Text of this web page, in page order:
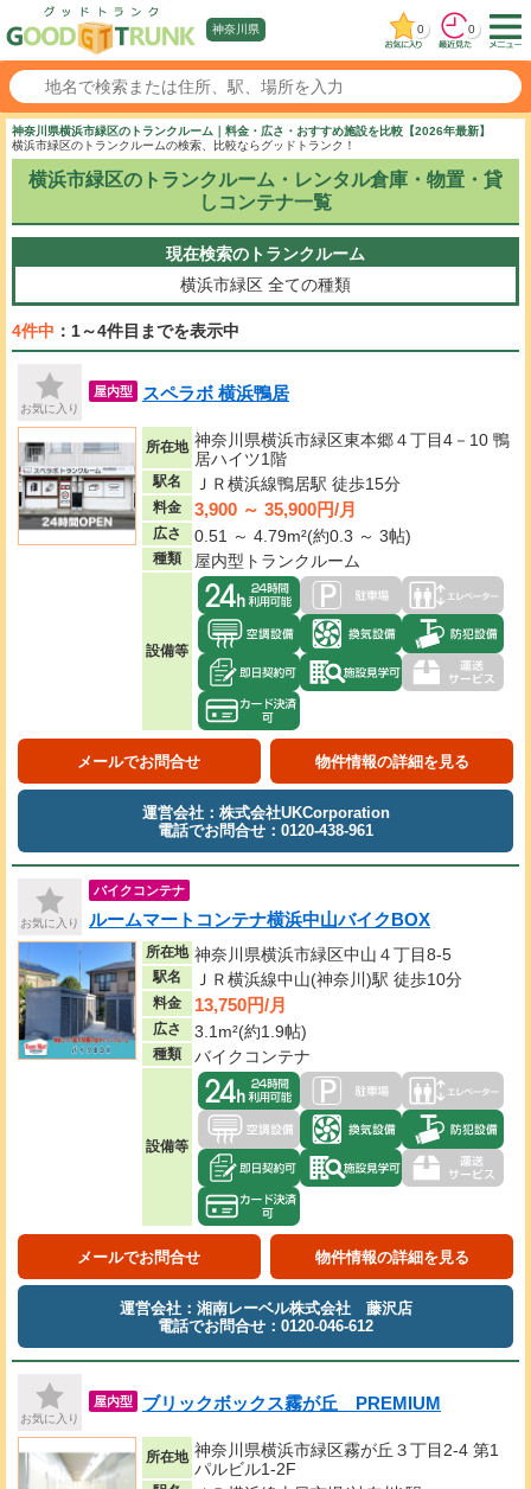
神奈川県 0 0
神奈川県横浜市緑区のトランクルーム｜料金・広さ・おすすめ施設を比較【2026年最新】
横浜市緑区のトランクルームの検索、比較ならグッドトランク！
横浜市緑区のトランクルーム・レンタル倉庫・物置・貸
しコンテナ一覧
現在検索のトランクルーム
横浜市緑区 全ての種類
4件中 ：1～4件目までを表示中
お気に入り
屋内型 スペラボ 横浜鴨居
所在地 神奈川県横浜市緑区東本郷４丁目4－10 鴨
居ハイツ1階
駅名 ＪＲ横浜線鴨居駅 徒歩15分
料金 3,900 ～ 35,900円/月
広さ 0.51 ～ 4.79m²(約0.3 ～ 3帖)
種類 屋内型トランクルーム
設備等
メールでお問合せ 物件情報の詳細を見る
運営会社：株式会社UKCorporation
電話でお問合せ：0120-438-961
お気に入り
バイクコンテナ
ルームマートコンテナ横浜中山バイクBOX
所在地 神奈川県横浜市緑区中山４丁目8-5
駅名 ＪＲ横浜線中山(神奈川)駅 徒歩10分
料金 13,750円/月
広さ 3.1m²(約1.9帖)
種類 バイクコンテナ
設備等
メールでお問合せ 物件情報の詳細を見る
運営会社：湘南レーベル株式会社 藤沢店
電話でお問合せ：0120-046-612
お気に入り
屋内型 ブリックボックス霧が丘 PREMIUM
所在地 神奈川県横浜市緑区霧が丘３丁目2-4 第1
パルビル1-2F